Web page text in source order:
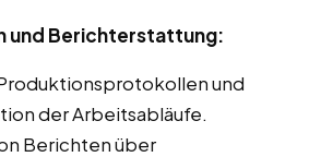
und Berichterstattung:
und
der Arbeitsabläufe.
Berichten über